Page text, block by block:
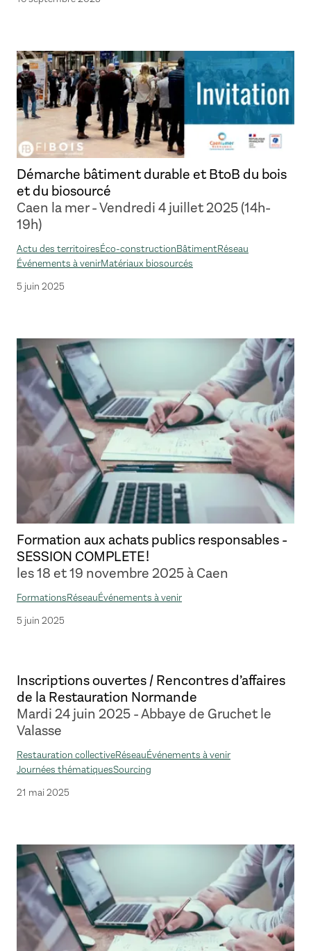
Démarche bâtiment durable et BtoB du bois
et du biosourcé
Caen la mer - Vendredi 4 juillet 2025 (14h-
19h)
Actu des territoiresÉco-constructionBâtimentRéseau
Événements à venirMatériaux biosourcés
5 juin 2025
Formation aux achats publics responsables -
SESSION COMPLETE !
les 18 et 19 novembre 2025 à Caen
FormationsRéseauÉvénements à venir
5 juin 2025
Inscriptions ouvertes / Rencontres d’affaires
de la Restauration Normande
Mardi 24 juin 2025 - Abbaye de Gruchet le
Valasse
Restauration collectiveRéseauÉvénements à venir
Journées thématiquesSourcing
21 mai 2025